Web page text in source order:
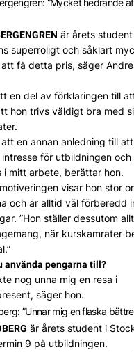
”Mycket hedrande
är årets student
superroligt och såklart
få detta pris, säger
en del av förklaringen till
hon trivs väldigt bra med
en annan anledning till
för utbildningen
i mitt arbete, berättar hon.
visar hon stor
och är alltid väl förberedd
”Hon ställer dessutom
när kurskamrater
använda pengarna till?
nog unna mig en resa i
säger hon.
”Unnar mig en flaska
är årets student i
9 på utbildningen.